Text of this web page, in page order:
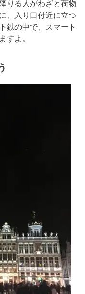
りる人がわざと荷物
、入り口付近に立つ
鉄の中で、スマート
すよ。